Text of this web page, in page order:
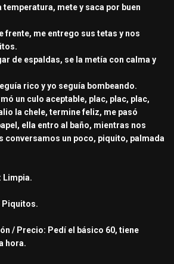
temperatura, mete y saca por buen
frente, me entrego sus tetas y nos
de espaldas, se la metía con calma y
rico y yo seguía bombeando.
un culo aceptable, plac, plac, plac,
la chele, termine feliz, me pasó
ella entro al baño, mientras nos
conversamos un poco, piquito, palmada
Limpia.
Piquitos.
/ Precio: Pedí el básico 60, tiene
hora.